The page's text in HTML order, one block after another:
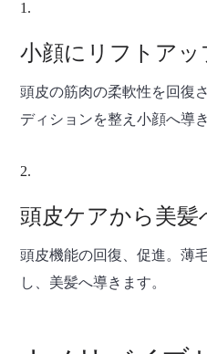
小顔にリフトアッ
頭皮の筋肉の柔軟性を回復
ディションを整え小顔へ導
頭皮ケアから美髪
頭皮機能の回復、促進。薄
し、美髪へ導きます。